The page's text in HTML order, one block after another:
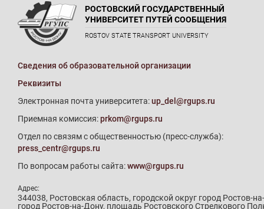
РОСТОВСКИЙ ГОСУДАРСТВЕННЫЙ
УНИВЕРСИТЕТ ПУТЕЙ СООБЩЕНИЯ
ROSTOV STATE TRANSPORT UNIVERSITY
Сведения об образовательной организации
Реквизиты
Электронная почта университета:up_del@rgups.ru
Приемная комиссия:prkom@rgups.ru
Отдел по связям с общественностью (пресс-служба):
press_centr@rgups.ru
По вопросам работы сайта:www@rgups.ru
Адрес:
344038, Ростовская область, городской округ город Ростов-
город Ростов-на-Дону, площадь Ростовского Стрелкового